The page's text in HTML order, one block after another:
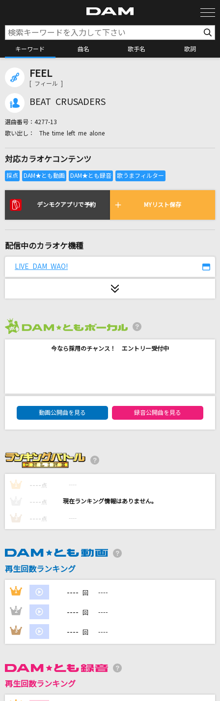
キーワード 曲名 歌手名 歌詞
全国りれき
リアルタイムで歌われている曲の一覧
ひゅるりらぱっぱ
LENS FLARE
風になる
山口百恵
好きすぎて滅！
KISSして
いきものがかり
カラオケ最新情報をチェック！
FEEL
[ フィール ]
BEAT CRUSADERS
選曲番号： 4277-13
The time left me alone
対応カラオケコンテンツ
デンモクアプリで予約 MYリスト保存
配信中のカラオケ機種
LIVE DAM WAO!
今なら採用のチャンス！ エントリー受付中
DAM★ともボーカルエントリーランキング
動画公開曲を見る
録音公開曲を見る
1 ---- 点 ----
---- 点 ----
3 ---- 点 ----
再生回数ランキング
1 ---- 回 ----
2 ---- 回 ----
3 ---- 回 ----
再生回数ランキング